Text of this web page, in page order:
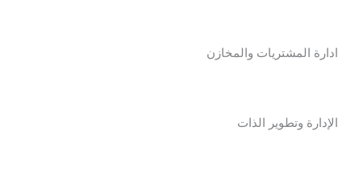
ادارة المشتريات والمخازن
الإدارة وتطوير الذات